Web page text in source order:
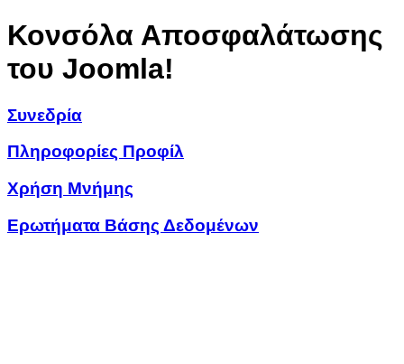
Κονσόλα Αποσφαλάτωσης
του Joomla!
Συνεδρία
Πληροφορίες Προφίλ
Χρήση Μνήμης
Ερωτήματα Βάσης Δεδομένων